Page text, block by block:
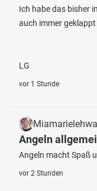
Ich habe das bisher
auch immer
LG
vor 1 Stunde
Angeln
Angeln macht Spaß
vor 2 Stunden